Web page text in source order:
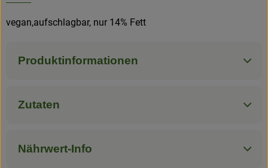
vegan,aufschlagbar, nur 14% Fett
Produktinformationen
Zutaten
Nährwert-Info